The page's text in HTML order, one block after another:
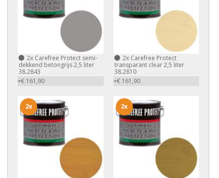
2x Carefree Protect semi-
dekkend betongrijs 2,5 liter
38.2843
+€ 161,90
2xCarefree Protect
transparant clear 2,5 liter
38.2810
+€ 161,90
2x 2x